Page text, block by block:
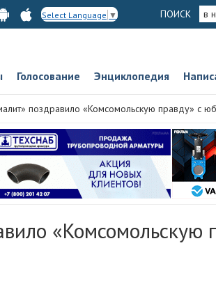
Select Language ▼ ПОИСК в
Голосование Энциклопедия
поздравило «Комсомольскую правду» с
«Комсомольскую